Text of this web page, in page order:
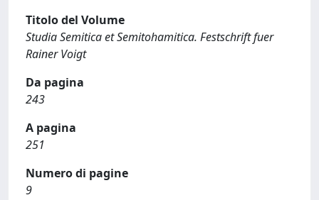
Titolo del Volume
Studia Semitica et Semitohamitica. Festschrift fuer
Rainer Voigt
Da pagina
243
A pagina
251
Numero di pagine
9